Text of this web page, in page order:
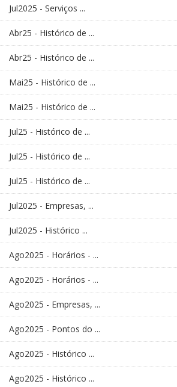
Jul2025 - Serviços ...
Abr25 - Histórico de ...
Abr25 - Histórico de ...
Mai25 - Histórico de ...
Mai25 - Histórico de ...
Jul25 - Histórico de ...
Jul25 - Histórico de ...
Jul25 - Histórico de ...
Jul2025 - Empresas, ...
Jul2025 - Histórico ...
Ago2025 - Horários - ...
Ago2025 - Horários - ...
Ago2025 - Empresas, ...
Ago2025 - Pontos do ...
Ago2025 - Histórico ...
Ago2025 - Histórico ...